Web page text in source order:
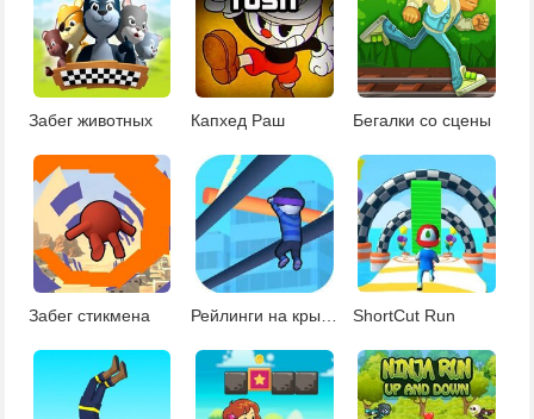
Забег животных Капхед Раш Бегалки со сцены
Забег стикмена ShortCut Run